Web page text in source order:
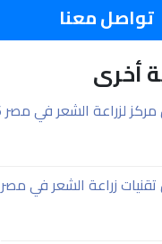
تواصل معنا
أخرى
لزراعة الشعر في مصر 2026
زراعة الشعر في مصر